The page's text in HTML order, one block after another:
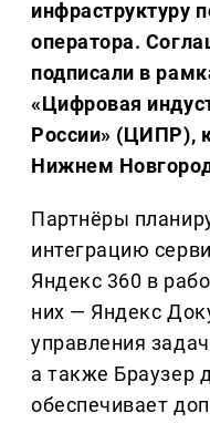
инфраструктуру
оператора.
подписали в
«Цифровая
России» (ЦИПР),
Нижнем
Партнёры
интеграцию
Яндекс 360 в
них — Яндекс
управления
а также Браузер
обеспечивает